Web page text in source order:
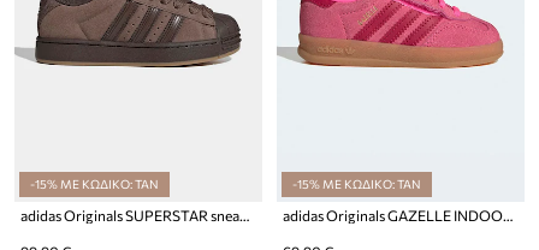
-15% ΜΕ ΚΩΔΙΚΟ: TAN
adidas Originals SUPERSTAR sneakers παιδικά
-15% ΜΕ ΚΩΔΙΚΟ: TAN
adidas Originals GAZELLE INDOOR sneakers παιδικά